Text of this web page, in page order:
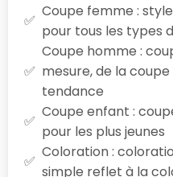
Coupe femme :
pour tous les types
Coupe homme :
mesure, de la
tendance
Coupe enfant :
pour les plus jeunes
Coloration :
simple reflet à la